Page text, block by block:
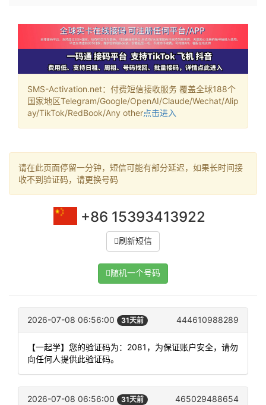
SMS-Activation.net：付费短信接收服务 覆盖全球188个
国家地区Telegram/Google/OpenAI/Claude/Wechat/Alip
ay/TikTok/RedBook/Any other点击进入
请在此页面停留一分钟，短信可能有部分延迟，如果长时间接
收不到验证码，请更换号码
+86 15393413922
刷新短信
随机一个号码
2026-07-08 06:56:00 31天前 444610988289
【一起学】您的验证码为：2081，为保证账户安全，请勿
向任何人提供此验证码。
2026-07-08 06:56:00 31天前 465029488654